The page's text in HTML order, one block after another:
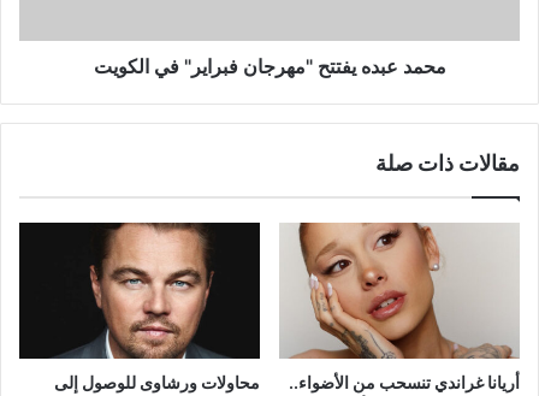
محمد عبده يفتتح "مهرجان فبراير" في الكويت
مقالات ذات صلة
أريانا غراندي تنسحب من الأضواء..
محاولات ورشاوى للوصول إلى